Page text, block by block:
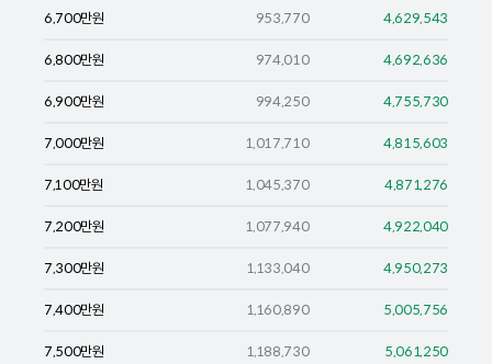
6,700만원 953,770 4,629,543
6,800만원 974,010 4,692,636
6,900만원 994,250 4,755,730
7,000만원 1,017,710 4,815,603
7,100만원 1,045,370 4,871,276
7,200만원 1,077,940 4,922,040
7,300만원 1,133,040 4,950,273
7,400만원 1,160,890 5,005,756
7,500만원 1,188,730 5,061,250